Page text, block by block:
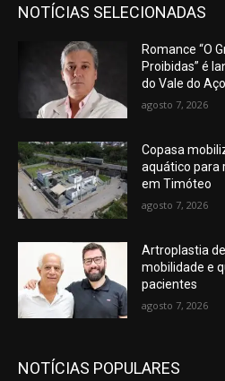
NOTÍCIAS SELECIONADAS
Romance “O
Proibidas” é
do Vale do Aço
agosto 7, 2026
Copasa
aquático para
em Timóteo
agosto 7, 2026
Artroplastia
mobilidade e
pacientes
agosto 7, 2026
NOTÍCIAS POPULARES